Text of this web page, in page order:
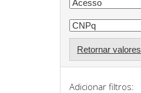
Retornar valores
Adicionar filtros: